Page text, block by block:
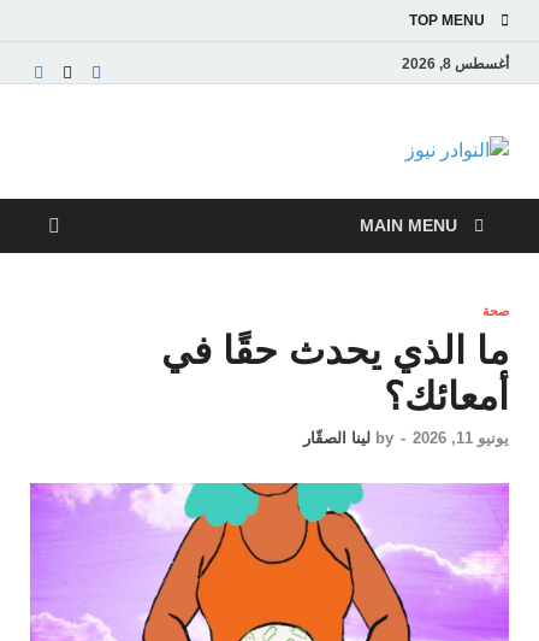
TOP MENU
أغسطس 8, 2026
النوادر نيوز
من العالم العربي والعالمي
MAIN MENU
صحة
ما الذي يحدث حقًا في
أمعائك؟
يونيو 11, 2026 -
by لينا الصقّار